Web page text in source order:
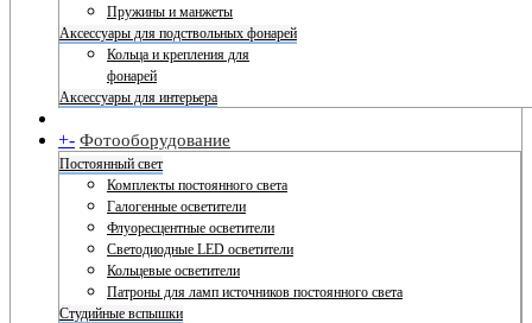
Пружины и манжеты
Аксессуары для подствольных фонарей
Кольца и крепления для
фонарей
Аксессуары для интерьера
+- Фотооборудование
Постоянный свет
Комплекты постоянного света
Галогенные осветители
Флуоресцентные осветители
Светодиодные LED осветители
Кольцевые осветители
Патроны для ламп источников постоянного света
Студийные вспышки